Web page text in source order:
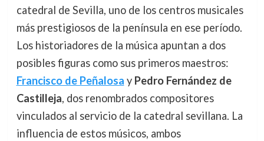
catedral de Sevilla, uno de los centros musicales
más prestigiosos de la península en ese período.
Los historiadores de la música apuntan a dos
posibles figuras como sus primeros maestros:
Francisco de Peñalosa y Pedro Fernández de
Castilleja, dos renombrados compositores
vinculados al servicio de la catedral sevillana. La
influencia de estos músicos, ambos